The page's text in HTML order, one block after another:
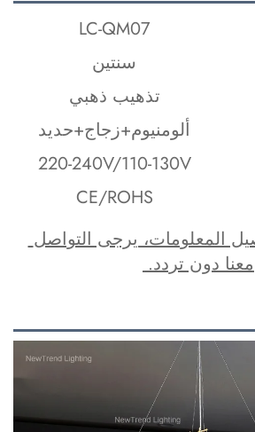
LC-QM07
سنتين
تذهيب ذهبي
ألومنيوم+زجاج+حديد
220-240V/110-130V
CE/ROHS
لمزيد من التفاصيل المعلومات، يرجى التواصل
معنا دون تردد.